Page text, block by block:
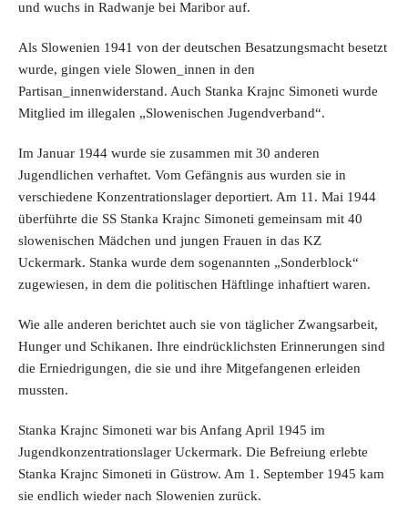
und wuchs in Radwanje bei Maribor auf.
Als Slowenien 1941 von der deutschen Besatzungsmacht besetzt
wurde, gingen viele Slowen_innen in den
Partisan_innenwiderstand. Auch Stanka Krajnc Simoneti wurde
Mitglied im illegalen „Slowenischen Jugendverband“.
Im Januar 1944 wurde sie zusammen mit 30 anderen
Jugendlichen verhaftet. Vom Gefängnis aus wurden sie in
verschiedene Konzentrationslager deportiert. Am 11. Mai 1944
überführte die SS Stanka Krajnc Simoneti gemeinsam mit 40
slowenischen Mädchen und jungen Frauen in das KZ
Uckermark. Stanka wurde dem sogenannten „Sonderblock“
zugewiesen, in dem die politischen Häftlinge inhaftiert waren.
Wie alle anderen berichtet auch sie von täglicher Zwangsarbeit,
Hunger und Schikanen. Ihre eindrücklichsten Erinnerungen sind
die Erniedrigungen, die sie und ihre Mitgefangenen erleiden
mussten.
Stanka Krajnc Simoneti war bis Anfang April 1945 im
Jugendkonzentrationslager Uckermark. Die Befreiung erlebte
Stanka Krajnc Simoneti in Güstrow. Am 1. September 1945 kam
sie endlich wieder nach Slowenien zurück.